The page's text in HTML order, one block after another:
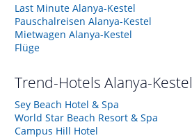
Last Minute Alanya-Kestel
Pauschalreisen Alanya-Kestel
Mietwagen Alanya-Kestel
Flüge
Trend-Hotels Alanya-Kestel
Sey Beach Hotel & Spa
World Star Beach Resort & Spa
Campus Hill Hotel